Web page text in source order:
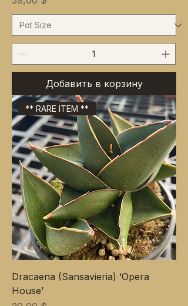
Добавить в корзину
** RARE ITEM **
Dracaena (Sansavieria) ‘Opera
House’